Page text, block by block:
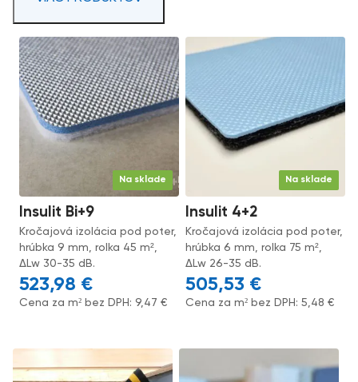
Na sklade
Insulit Bi+9
Kročajová izolácia pod poter,
hrúbka 9 mm, rolka 45 m²,
ΔLw 30-35 dB.
523,98 €
Cena za m² bez DPH:9,47€
Na sklade
Insulit 4+2
Kročajová izolácia pod poter,
hrúbka 6 mm, rolka 75 m²,
ΔLw 26-35 dB.
505,53 €
Cena za m² bez DPH:5,48€